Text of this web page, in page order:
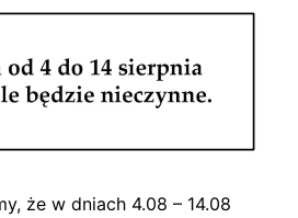
że w dniach 4.08 – 14.08